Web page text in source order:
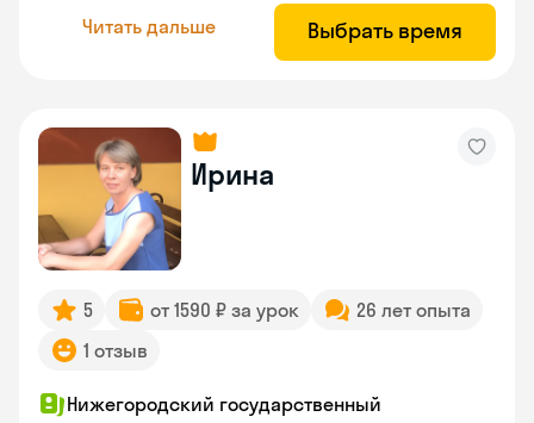
Читать дальше Выбрать время
Ирина
5 от 1590 ₽ за урок
26 лет опыта
1 отзыв
Нижегородский государственный